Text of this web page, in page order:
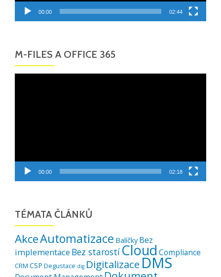
00:00 02:44
M-FILES A OFFICE 365
00:00 02:18
TÉMATA ČLÁNKŮ
AkceAutomatizace Balíčky Bez
implementace Bez starostí Cloud Compliance
CRM CSP Degustace dig Digitalizace DMS